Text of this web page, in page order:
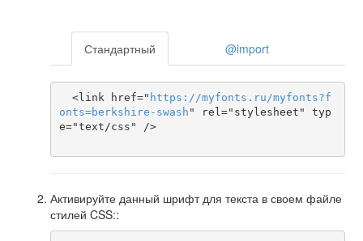
Стандартный @import
  <link href="
https ://myfonts . ru /myfonts?f
onts=berkshire-swash " rel="stylesheet" typ
e="text/css" />
Активируйте данный шрифт для текста в своем файле
стилей CSS::